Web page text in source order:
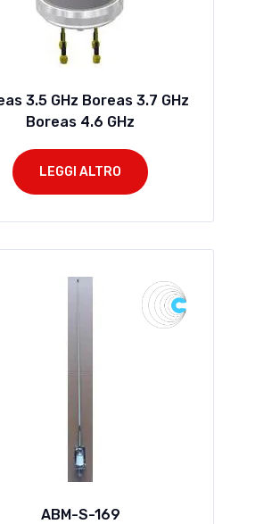
3.5 GHz Boreas 3.7 GHz
Boreas 4.6 GHz
LEGGI ALTRO
ABM-S-169